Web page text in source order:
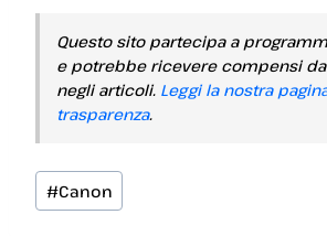
Questo sito partecipa a
e potrebbe ricevere compensi
negli articoli. Leggi la nostra
trasparenza.
Tag
articolo:
#Canon